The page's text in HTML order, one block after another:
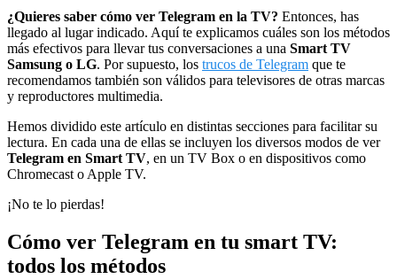
¿Quieres saber cómo ver Telegram en la TV? Entonces, has
llegado al lugar indicado. Aquí te explicamos cuáles son los métodos
más efectivos para llevar tus conversaciones a una Smart TV
Samsung o LG. Por supuesto, los trucos de Telegram que te
recomendamos también son válidos para televisores de otras marcas
y reproductores multimedia.
Hemos dividido este artículo en distintas secciones para facilitar su
lectura. En cada una de ellas se incluyen los diversos modos de ver
Telegram en Smart TV, en un TV Box o en dispositivos como
Chromecast o Apple TV.
¡No te lo pierdas!
Cómo ver Telegram en tu smart TV:
todos los métodos